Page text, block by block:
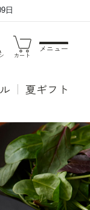
日
カート
メニュー
夏ギフト